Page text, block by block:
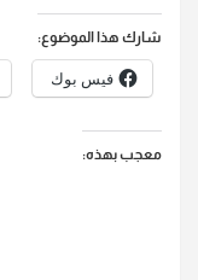
شارك هذا الموضوع:
فيس بوك
معجب بهذه: